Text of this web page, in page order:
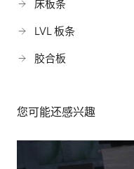
床板条
LVL 板条
胶合板
您可能还感兴趣